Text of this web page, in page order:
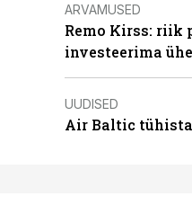
ARVAMUSED
Remo Kirss: riik
investeerima
UUDISED
Air Baltic